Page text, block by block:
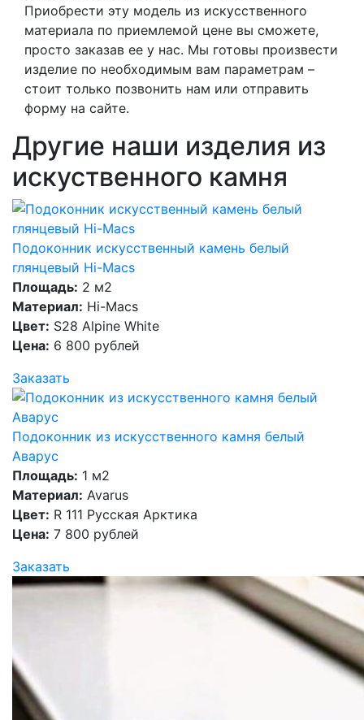
Приобрести эту модель из искусственного
материала по приемлемой цене вы сможете,
просто заказав ее у нас. Мы готовы произвести
изделие по необходимым вам параметрам –
стоит только позвонить нам или отправить
форму на сайте.
Другие наши изделия из
искуственного камня
Подоконник искусственный камень белый
глянцевый Hi-Macs
Площадь: 2 м2
Материал: Hi-Macs
Цвет: S28 Alpine White
Цена: 6 800 рублей
Заказать
Подоконник из искусственного камня белый
Аварус
Площадь: 1 м2
Материал: Avarus
Цвет: R 111 Русская Арктика
Цена: 7 800 рублей
Заказать